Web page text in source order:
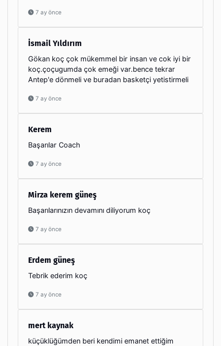
7 ay önce
İsmail Yıldırım
Gökan koç çok mükemmel bir insan ve cok iyi bir
koç.çoçugumda çok emeği var.bence tekrar
Antep'e dönmeli ve buradan basketçi yetistirmeli
7 ay önce
Kerem
Başarılar Coach
7 ay önce
Mirza kerem güneş
Başarılarınızın devamını diliyorum koç
7 ay önce
Erdem güneş
Tebrik ederim koç
7 ay önce
mert kaynak
küçüklüğümden beri kendimi emanet ettiğim